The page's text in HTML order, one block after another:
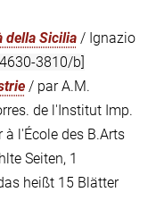
della Sicilia / Ignazio
4630-3810/b]
/ par A.M.
de l'Institut Imp.
à l'École des B.Arts
Seiten, 1
heißt 15 Blätter